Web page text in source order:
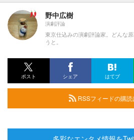
野中広樹
演劇評論
東京仕込みの演劇評論家。どんな
うと。
ポスト シェア はてブ
RSSフィードの購読